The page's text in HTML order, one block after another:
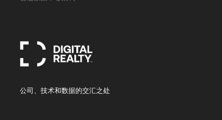
公司、技术和数据的交汇之处